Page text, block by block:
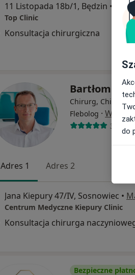
11 Listopada 18b/1, Będzin • Mapa
Top Clinic
Konsultacja chirurgiczna
Bartłomiej
Chirurg, Chirurg
Flebolog · Więcej
390
Adres 1 Adres 2
Jana Kiepury 47/IV, Sosnowiec •
Centrum Medyczne Kiepury Clinic
Konsultacja chirurga
Bezpieczne
do